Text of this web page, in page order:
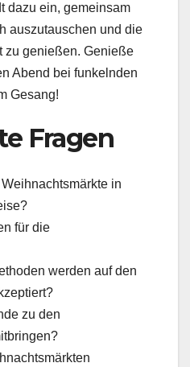
dazu ein, gemeinsam
auszutauschen und die
zu genießen. Genieße
Abend bei funkelnden
Gesang!
Fragen
in
für die
werden auf den
zu den